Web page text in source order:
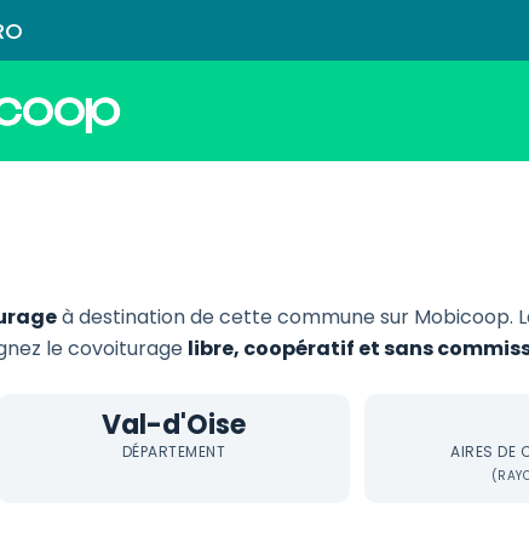
à destination de cette commune sur Mobicoop.
le covoiturage libre, coopératif et sans
Val-d'Oise
DÉPARTEMENT AIRES DE